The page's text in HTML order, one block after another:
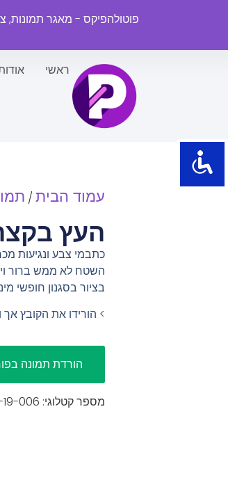
פוטולהפיקס - מאגר תמונות,
ראשי
עמוד הבית /
העץ
כתבמי צבע ונגיעות
השטח לא ממש ברור
בציור בסגנון חופשי
> הורידו את הקובץ
מספר קטלוגי: 12-19-006